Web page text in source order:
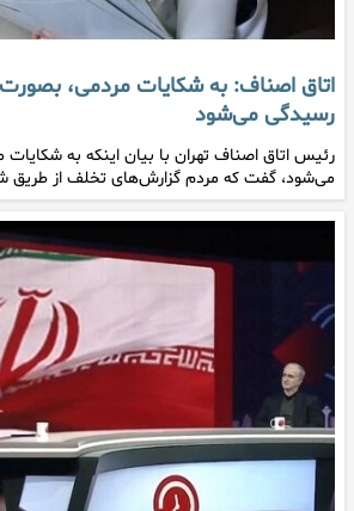
اتاق اصناف: به شکایات مردمی،
رسیدگی می‌شود
رئیس اتاق اصناف تهران با بیان اینکه به
می‌شود، گفت که مردم گزارش‌های تخلف از طریق